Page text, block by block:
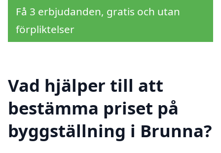
Få 3 erbjudanden, gratis och utan
förpliktelser
Vad hjälper till att
bestämma priset på
byggställning i Brunna?